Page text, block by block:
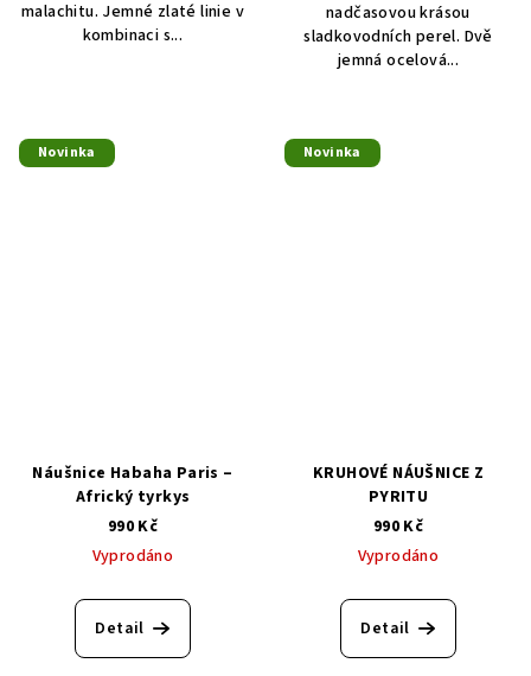
malachitu. Jemné zlaté linie v
kombinaci s...
nadčasovou krásou
sladkovodních perel. Dvě
jemná ocelová...
Novinka
Náušnice Habaha Paris –
Africký tyrkys
990 Kč
Vyprodáno
Detail
Novinka
KRUHOVÉ NÁUŠNICE Z
PYRITU
990 Kč
Vyprodáno
Detail